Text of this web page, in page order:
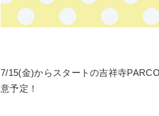
7/15(金)からスタートの吉祥寺
意予定！